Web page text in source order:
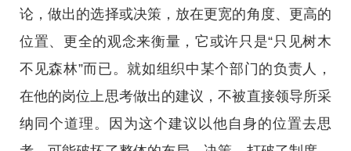
论，做出的选择或决策，放在更宽的角度、更高的
位置、更全的观念来衡量，它或许只是“只见树木
不见森林”而已。就如组织中某个部门的负责人，
在他的岗位上思考做出的建议，不被直接领导所采
纳同个道理。因为这个建议以他自身的位置去思